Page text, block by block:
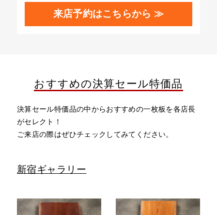
来店予約はこちらから ≫
おすすめの決算セール特価品
決算セール特価品の中からおすすめの一枚板を各店長
がセレクト！
ご来店の際はぜひチェックしてみてください。
新宿ギャラリー